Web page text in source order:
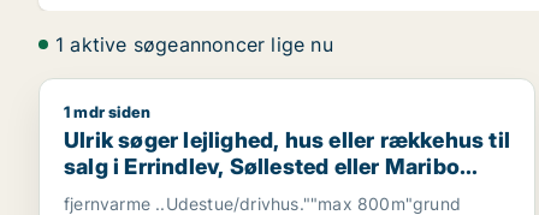
1 aktive søgeannoncer lige nu
Ulrik søger lejlighed, hus eller rækkehus til salg i
1 mdr siden
Ulrik søger lejlighed, hus eller rækkehus til
salg i Errindlev, Søllested eller Maribo
m.fl.
fjernvarme ..Udestue/drivhus.""max 800m"grund